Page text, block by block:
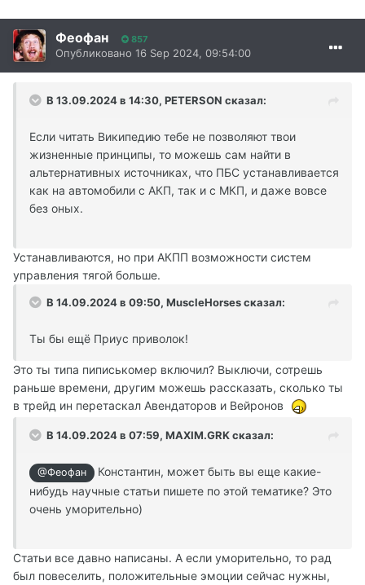
Феофан 857
Опубликовано 16 Sep 2024, 09:54:00
В 13.09.2024 в 14:30, PETERSON сказал:
Если читать Википедию тебе не позволяют твои
жизненные принципы, то можешь сам найти в
альтернативных источниках, что ПБС устанавливается
как на автомобили с АКП, так и с МКП, и даже вовсе
без оных.
Устанавливаются, но при АКПП возможности систем
управления тягой больше.
В 14.09.2024 в 09:50, MuscleHorsesсказал:
Ты бы ещё Приус приволок!
Это ты типа пиписькомер включил? Выключи, сотрешь
раньше времени, другим можешь рассказать, сколько ты
в трейд ин перетаскал Авендаторов и Вейронов
В 14.09.2024 в 07:59, MAXIM.GRKсказал:
@Феофан
Константин, может быть вы еще какие-
нибудь научные статьи пишете по этой тематике? Это
очень уморительно)
Статьи все давно написаны. А если уморительно, то рад
был повеселить, положительные эмоции сейчас нужны,